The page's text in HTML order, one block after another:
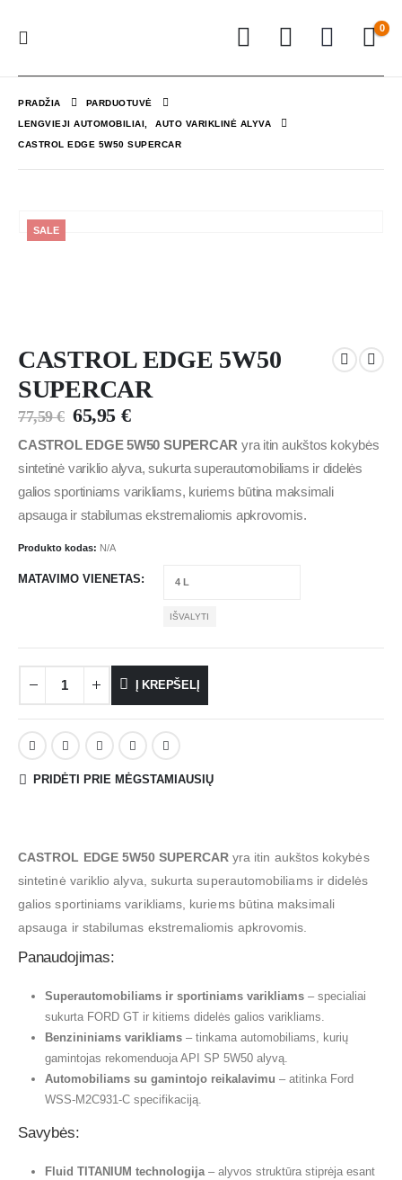
0
PRADŽIA PARDUOTUVĖ
LENGVIEJI AUTOMOBILIAI AUTO VARIKLINĖ ALYVA
CASTROL EDGE 5W50 SUPERCAR
SALE
CASTROL EDGE 5W50
SUPERCAR
77,59€ 65,95 €
CASTROL EDGE 5W50 SUPERCAR yra itin aukštos kokybės
sintetinė variklio alyva, sukurta superautomobiliams ir didelės
galios sportiniams varikliams, kuriems būtina maksimali
apsauga ir stabilumas ekstremaliomis apkrovomis.
Produkto kodas: N/A
MATAVIMO VIENETAS
IŠVALYTI
Į KREPŠELĮ
PRIDĖTI PRIE MĖGSTAMIAUSIŲ
CASTROL EDGE 5W50 SUPERCARyra itin aukštos kokybės
sintetinė variklio alyva, sukurta superautomobiliams ir didelės
galios sportiniams varikliams, kuriems būtina maksimali
apsauga ir stabilumas ekstremaliomis apkrovomis.
Panaudojimas:
Superautomobiliams ir sportiniams varikliams– specialiai
sukurta FORD GT ir kitiems didelės galios varikliams.
Benzininiams varikliams– tinkama automobiliams, kurių
gamintojas rekomenduoja API SP 5W50 alyvą.
Automobiliams su gamintojo reikalavimu – atitinka Ford
WSS-M2C931-C specifikaciją.
Savybės:
Fluid TITANIUM technologija– alyvos struktūra stiprėja esant